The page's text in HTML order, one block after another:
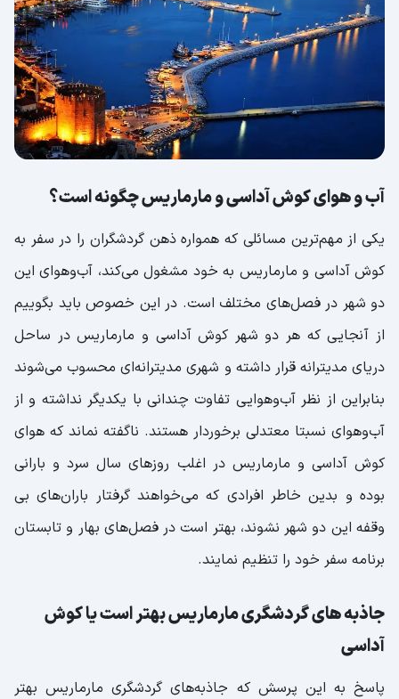
آب و هوای کوش آداسی و مارماریس چگونه است؟
یکی از مهم‌ترین مسائلی که همواره ذهن گردشگران را در سفر به
کوش آداسی و مارماریس به خود مشغول می‌کند، آب‌وهوای این
دو شهر در فصل‌های مختلف است. در این خصوص باید بگوییم
از آنجایی که هر دو شهر کوش آداسی و مارماریس در ساحل
دریای مدیترانه قرار داشته و شهری مدیترانه‌ای محسوب می‌شوند
بنابراین از نظر آب‌وهوایی تفاوت چندانی با یکدیگر نداشته و از
آب‌وهوای نسبتا معتدلی برخوردار هستند. ناگفته نماند که هوای
کوش آداسی و مارماریس در اغلب روزهای سال سرد و بارانی
بوده و بدین خاطر افرادی که می‌خواهند گرفتار باران‌های بی
وقفه این دو شهر نشوند، بهتر است در فصل‌های بهار و تابستان
برنامه سفر خود را تنظیم نمایند.
جاذبه های گردشگری مارماریس بهتر است یا کوش
آداسی
پاسخ به این پرسش که جاذبه‌های گردشگری مارماریس بهتر